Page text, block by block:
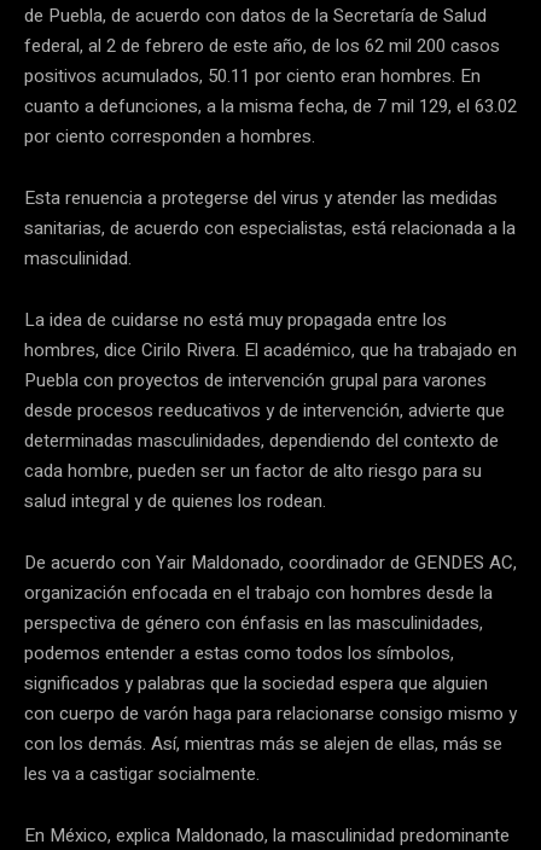
de Puebla, de acuerdo con datos de la Secretaría de Salud
federal, al 2 de febrero de este año, de los 62 mil 200 casos
positivos acumulados, 50.11 por ciento eran hombres. En
cuanto a defunciones, a la misma fecha, de 7 mil 129, el 63.02
por ciento corresponden a hombres.
Esta renuencia a protegerse del virus y atender las medidas
sanitarias, de acuerdo con especialistas, está relacionada a la
masculinidad.
La idea de cuidarse no está muy propagada entre los
hombres, dice Cirilo Rivera. El académico, que ha trabajado en
Puebla con proyectos de intervención grupal para varones
desde procesos reeducativos y de intervención, advierte que
determinadas masculinidades, dependiendo del contexto de
cada hombre, pueden ser un factor de alto riesgo para su
salud integral y de quienes los rodean.
De acuerdo con Yair Maldonado, coordinador de GENDES AC,
organización enfocada en el trabajo con hombres desde la
perspectiva de género con énfasis en las masculinidades,
podemos entender a estas como todos los símbolos,
significados y palabras que la sociedad espera que alguien
con cuerpo de varón haga para relacionarse consigo mismo y
con los demás. Así, mientras más se alejen de ellas, más se
les va a castigar socialmente.
En México, explica Maldonado, la masculinidad predominante